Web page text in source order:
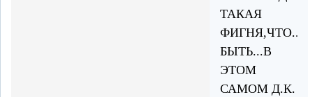
ТАКАЯ
БЫТЬ...В
ЭТОМ
САМОМ Д.К.